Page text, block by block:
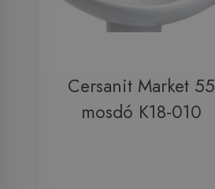
Cersanit Market 55
mosdó K18-010